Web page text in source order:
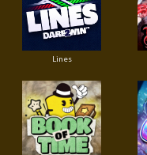
Lines